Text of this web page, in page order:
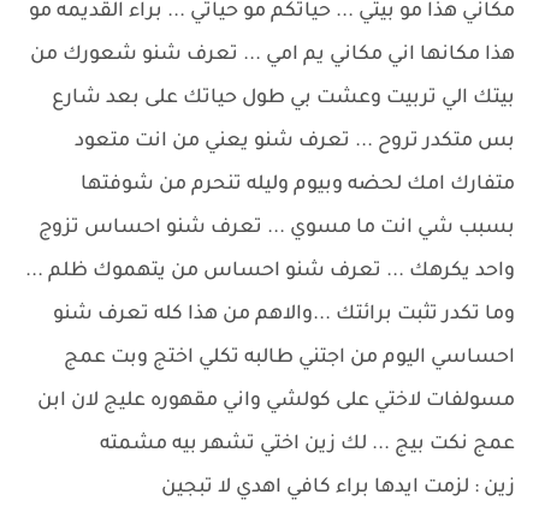
مكاني هذا مو بيتي ... حياتكم مو حياتي ... براء القديمه مو
هذا مكانها اني مكاني يم امي ... تعرف شنو شعورك من
بيتك الي تربيت وعشت بي طول حياتك على بعد شارع
بس متكدر تروح ... تعرف شنو يعني من انت متعود
متفارك امك لحضه وبيوم وليله تنحرم من شوفتها
بسبب شي انت ما مسوي ... تعرف شنو احساس تزوج
واحد يكرهك ... تعرف شنو احساس من يتهموك ظلم ...
وما تكدر تثبت برائتك ...والاهم من هذا كله تعرف شنو
احساسي اليوم من اجتني طالبه تكلي اختج وبت عمج
مسولفات لاختي على كولشي واني مقهوره عليج لان ابن
عمج نكت بيج ... لك زين اختي تشهر بيه مشمته
زين : لزمت ايدها براء كافي اهدي لا تبجين